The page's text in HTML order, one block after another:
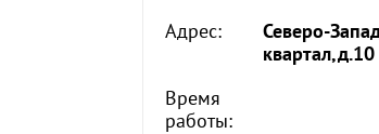
Адрес:
Северо-
квартал,д.10
Время
работы: